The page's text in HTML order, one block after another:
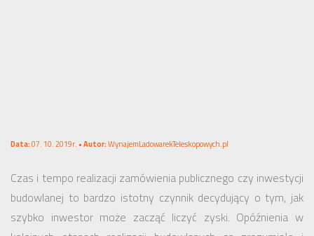
Data:07. 10. 2019r. •Autor:WynajemLadowarekTeleskopowych.pl
Czas i tempo realizacji zamówienia publicznego czy inwestycji
budowlanej to bardzo istotny czynnik decydujący o tym, jak
szybko inwestor może zacząć liczyć zyski. Opóźnienia w